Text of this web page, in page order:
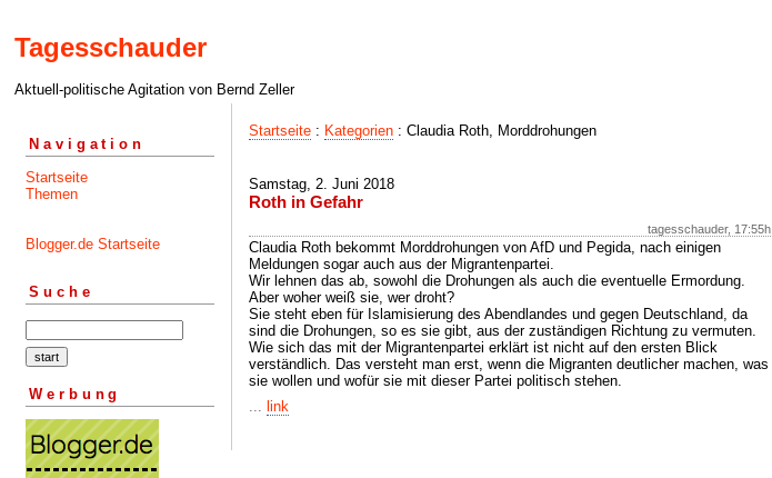
Tagesschauder
Aktuell-politische Agitation von Bernd Zeller
Navigation
Startseite
Themen
Blogger.de Startseite
Suche
Werbung
Startseite : Kategorien : Claudia Roth, Morddrohungen
Samstag, 2. Juni 2018
Roth in Gefahr
tagesschauder, 17:55h
Claudia Roth bekommt Morddrohungen von AfD und Pegida, nach einigen
Meldungen sogar auch aus der Migrantenpartei.
Wir lehnen das ab, sowohl die Drohungen als auch die eventuelle Ermordung.
Aber woher weiß sie, wer droht?
Sie steht eben für Islamisierung des Abendlandes und gegen Deutschland, da
sind die Drohungen, so es sie gibt, aus der zuständigen Richtung zu vermuten.
Wie sich das mit der Migrantenpartei erklärt ist nicht auf den ersten Blick
verständlich. Das versteht man erst, wenn die Migranten deutlicher machen, was
sie wollen und wofür sie mit dieser Partei politisch stehen.
... link